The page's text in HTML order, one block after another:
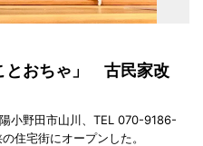
とおちゃ」 古民家改
小野田市山川、TEL 070-9186-
住宅街にオープンした。